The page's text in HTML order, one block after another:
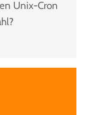
Unix-Cron